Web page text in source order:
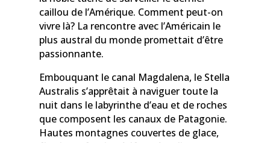
caillou de l’Amérique. Comment peut-on
vivre là? La rencontre avec l’Américain le
plus austral du monde promettait d’être
passionnante.
Embouquant le canal Magdalena, le Stella
Australis s’apprêtait à naviguer toute la
nuit dans le labyrinthe d’eau et de roches
que composent les canaux de Patagonie.
Hautes montagnes couvertes de glace,